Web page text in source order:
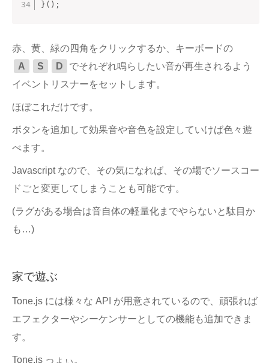
} ( ) ;
赤、黄、緑の四角をクリックするか、キーボードの
A
S D
でそれぞれ鳴らしたい音が再生されるよう
イベントリスナーをセットします。
ほぼこれだけです。
ボタンを追加して効果音や音色を設定していけば色々遊
べます。
Javascript なので、その気になれば、その場でソースコー
ドごと変更してしまうことも可能です。
(ラグがある場合は音自体の軽量化までやらないと駄目か
も…)
家で遊ぶ
Tone.js には様々な API が用意されているので、頑張れば
エフェクターやシーケンサーとしての機能も追加できま
す。
Tone.js っょぃ。